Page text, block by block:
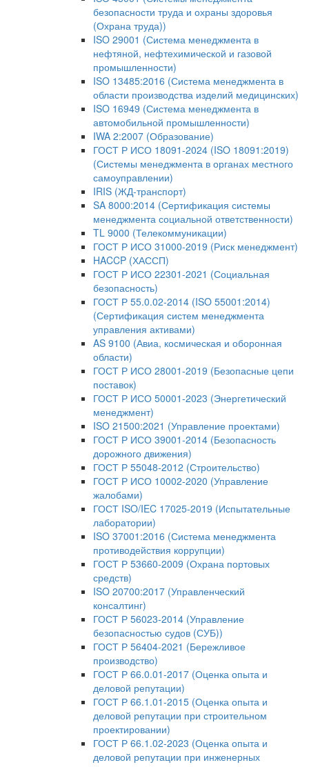
безопасности труда и охраны здоровья
(Охрана труда))
ISO 29001 (Система менеджмента в
нефтяной, нефтехимической и газовой
промышленности)
ISO 13485:2016 (Система менеджмента в
области производства изделий медицинских)
ISO 16949 (Система менеджмента в
автомобильной промышленности)
IWA 2:2007 (Образование)
ГОСТ Р ИСО 18091-2024 (ISO 18091:2019)
(Системы менеджмента в органах местного
самоуправлении)
IRIS (ЖД-транспорт)
SA 8000:2014 (Сертификация системы
менеджмента социальной ответственности)
TL 9000 (Телекоммуникации)
ГОСТ Р ИСО 31000-2019 (Риск менеджмент)
HACCP (ХАССП)
ГОСТ Р ИСО 22301-2021 (Социальная
безопасность)
ГОСТ Р 55.0.02-2014 (ISO 55001:2014)
(Сертификация систем менеджмента
управления активами)
AS 9100 (Авиа, космическая и оборонная
области)
ГОСТ Р ИСО 28001-2019 (Безопасные цепи
поставок)
ГОСТ Р ИСО 50001-2023 (Энергетический
менеджмент)
ISO 21500:2021 (Управление проектами)
ГОСТ Р ИСО 39001-2014 (Безопасность
дорожного движения)
ГОСТ Р 55048-2012 (Строительство)
ГОСТ Р ИСО 10002-2020 (Управление
жалобами)
ГОСТ ISO/IEC 17025-2019 (Испытательные
лаборатории)
ISO 37001:2016 (Система менеджмента
противодействия коррупции)
ГОСТ Р 53660-2009 (Охрана портовых
средств)
ISO 20700:2017 (Управленческий
консалтинг)
ГОСТ Р 56023-2014 (Управление
безопасностью судов (СУБ))
ГОСТ Р 56404-2021 (Бережливое
производство)
ГОСТ Р 66.0.01-2017 (Оценка опыта и
деловой репутации)
ГОСТ Р 66.1.01-2015 (Оценка опыта и
деловой репутации при строительном
проектировании)
ГОСТ Р 66.1.02-2023 (Оценка опыта и
деловой репутации при инженерных